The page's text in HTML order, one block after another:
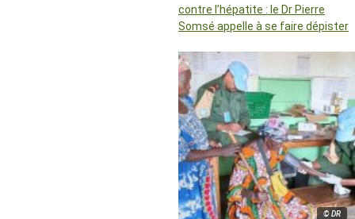
contre l’hépatite : le Dr Pierre
Somsé appelle à se faire dépister
© DR